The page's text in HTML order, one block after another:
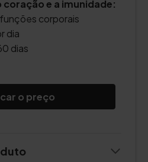
coração e a imunidade:
corporais
dia
dias
o preço